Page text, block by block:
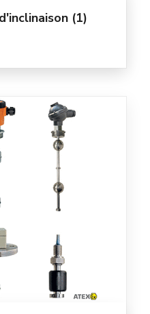
(1)